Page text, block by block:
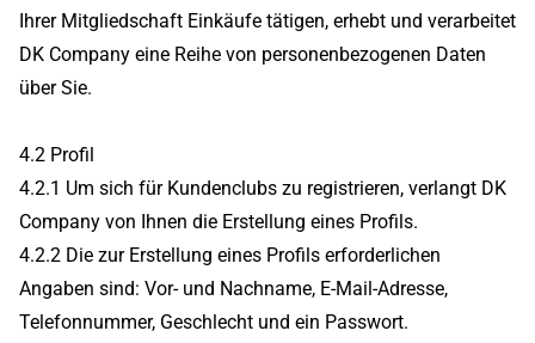
Ihrer Mitgliedschaft Einkäufe tätigen, erhebt und verarbeitet
DK Company eine Reihe von personenbezogenen Daten
über Sie.
4.2 Profil
4.2.1 Um sich für Kundenclubs zu registrieren, verlangt DK
Company von Ihnen die Erstellung eines Profils.
4.2.2 Die zur Erstellung eines Profils erforderlichen
Angaben sind: Vor- und Nachname, E-Mail-Adresse,
Telefonnummer, Geschlecht und ein Passwort.